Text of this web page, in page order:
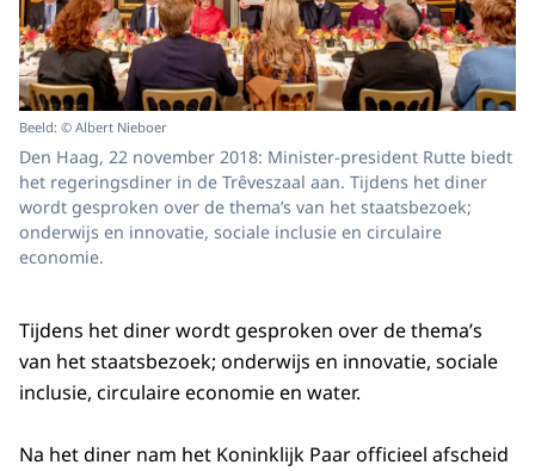
Beeld: © Albert Nieboer
Den Haag, 22 november 2018: Minister-president Rutte biedt
het regeringsdiner in de Trêveszaal aan. Tijdens het diner
wordt gesproken over de thema’s van het staatsbezoek;
onderwijs en innovatie, sociale inclusie en circulaire
economie.
Tijdens het diner wordt gesproken over de thema’s
van het staatsbezoek; onderwijs en innovatie, sociale
inclusie, circulaire economie en water.
Na het diner nam het Koninklijk Paar officieel afscheid